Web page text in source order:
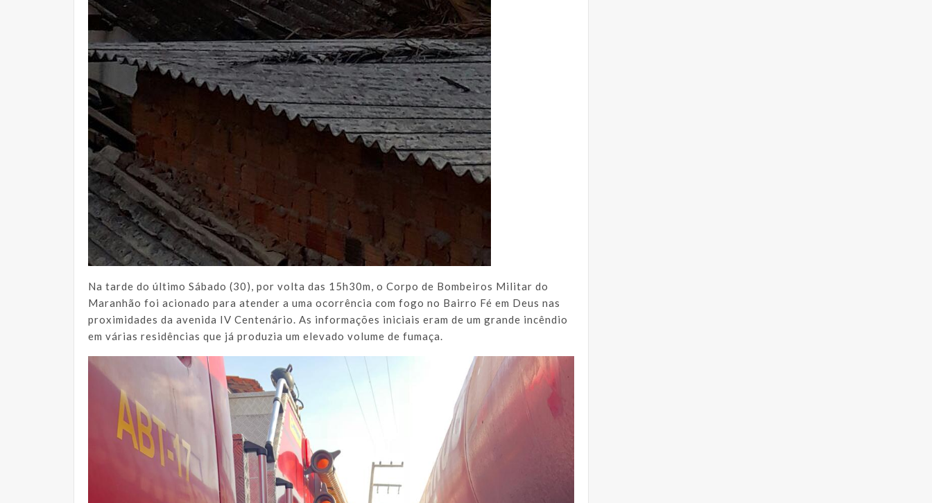
Na tarde do último Sábado (30), por volta das 15h30m, o Corpo de Bombeiros Militar do
Maranhão foi acionado para atender a uma ocorrência com fogo no Bairro Fé em Deus nas
proximidades da avenida IV Centenário. As informações iniciais eram de um grande incêndio
em várias residências que já produzia um elevado volume de fumaça.